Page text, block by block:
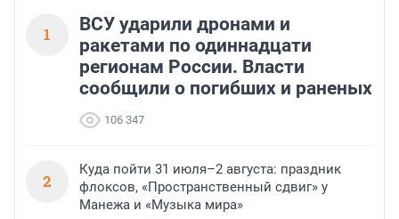
1
ВСУ ударили дронами и
ракетами по одиннадцати
регионам России. Власти
сообщили о погибших и раненых
106 347
2
Куда пойти 31 июля–2 августа: праздник
флоксов, «Пространственный сдвиг» у
Манежа и «Музыка мира»